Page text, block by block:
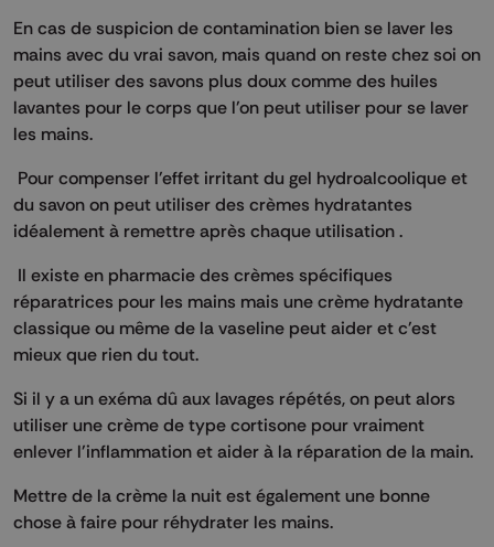
En cas de suspicion de contamination bien se laver les
mains avec du vrai savon, mais quand on reste chez soi on
peut utiliser des savons plus doux comme des huiles
lavantes pour le corps que l'on peut utiliser pour se laver
les mains.
Pour compenser l'effet irritant du gel hydroalcoolique et
du savon on peut utiliser des crèmes hydratantes
idéalement à remettre après chaque utilisation .
Il existe en pharmacie des crèmes spécifiques
réparatrices pour les mains mais une crème hydratante
classique ou même de la vaseline peut aider et c'est
mieux que rien du tout.
Si il y a un exéma dû aux lavages répétés, on peut alors
utiliser une crème de type cortisone pour vraiment
enlever l'inflammation et aider à la réparation de la main.
Mettre de la crème la nuit est également une bonne
chose à faire pour réhydrater les mains.